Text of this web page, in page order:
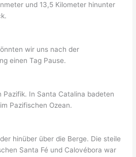
und 13,5 Kilometer hinunter
wir uns nach der
einen Tag Pause.
Pazifik. In Santa Catalina badeten
Pazifischen Ozean.
hinüber über die Berge. Die steile
Santa Fé und Calovébora war